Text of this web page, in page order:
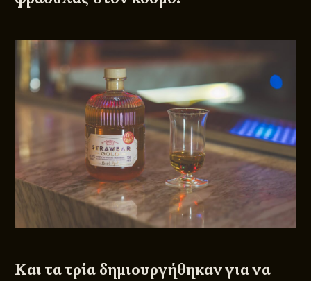
Και τα τρία δημιουργήθηκαν για να